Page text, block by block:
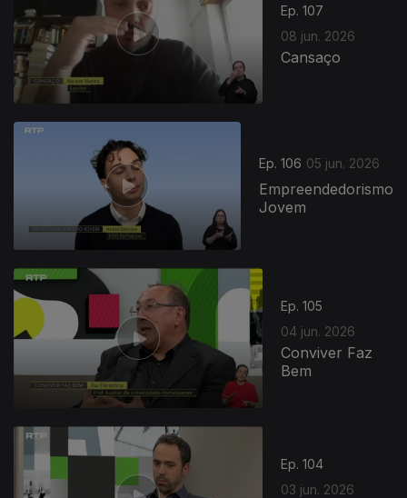
Ep. 107
08 jun. 2026
Cansaço
Ep. 106 05 jun. 2026
Empreendedorismo
Jovem
Ep. 105
04 jun. 2026
Conviver Faz
Bem
Ep. 104
03 jun. 2026